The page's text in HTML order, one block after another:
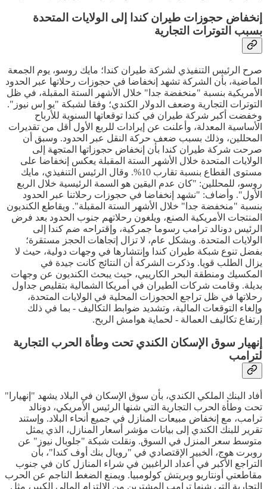
إنخفاض حجوزات طيران كندا إلى الولايات المتحدة
بسبب التوترات التجارية
صرح الرئيس التنفيذي لشركة طيران كندا؛ مايك روسو، يوم الجمعة
الماضية، بأن الشركة تشهد إنخفاضا في حجوزات رحلاتها عبر الحدود
الأمريكية بنسبة "منخفضة جدا" خلال الأشهر الستة المقبلة، في ظل
التوترات التجارية وضعف الدولار الكندي؛ وفقا لشبكة "يو إس نيوز".
وخفضت أكبر شركة طيران في كندا توقعاتها السنوية للأرباح
الأساسية المعدلة، وأعلنت عن إيرادات للربع الأول أقل من تقديرات
المحللين، وذلك بسبب ضعف حركة النقل عبر الحدود. وسبق أن
صرحت شركة طيران كندا بأن إنخفاض حجوزاتها المتجهة إلى
الولايات المتحدة خلال الأشهر الستة المقبلة يعكس إنخفاضا على
مستوى القطاع بنسبة تقارب 10%. وقال الرئيس التنفيذي، مايك
روسو، للمحللين: "كان عدم اليقين هو السمة الرئيسية خلال الربع
الأول". وأضاف: "نشهد إنخفاضا في حجوزات رحلاتنا عبر الحدود
بنسبة "منخفضة جدا" خلال الأشهر الستة المقبلة". ويقاطع الكنديون
المنتجات الأمريكية الصنع، ويلغون رحلاتهم جنوب الحدود بعد فرض
الرئيس دونالد ترامب رسوما جمركية، وإقتراحه ضم كندا إلى
الولايات المتحدة. وبشكل عام، لا تزال إتجاهات الحجز مستقرة؛
بفضل تنوع شبكة طيران كندا وإنتشارها في وجهات دولية، حيث لا
يزال الطلب قويا. وذكرت الشركة أن النتائج كانت جيدة في
المكسيك ومنطقة البحر الكاريبي، حيث يبحث الكنديون عن وجهات
بديلة. وقامت شركات الطيران في أمريكا الشمالية بتقليص جداول
رحلاتها في ظل تراجع الحجوزات المحلية في الولايات المتحدة،
وإلغاء التوقعات المالية، وتشديد ضوابط التكاليف - بما في ذلك
إرتفاع تكاليف العمالة - لحماية هوامش الربح.
إنهيار سوق الإسكان الكندي تحت وطأة الحرب التجارية
لترامب
أفاد البنك الملكي الكندي، بأن سوق الإسكان في البلاد يشهد "إنهيارا"
تحت وطأة الحرب التجارية التي شنها الرئيس الأمريكي، دونالد
ترامب، مع إنخفاض مبيعات المنازل في جميع أنحاء البلاد. وإستند
تقرير للبنك الكندي إلى بيانات مؤشر أسعار المنازل، الذي يمثل
متوسط سعر المنزل في السوق. ونقلت شبكة "جلوبال نيوز" عن
روبرت هوج، الخبير الإقتصادي في "رويال بنك أوف كندا"، بأن
التراجع الأكبر في أعداد الراغبين في شراء المنازل كان في جنوب
مقاطعتي أونتاريو وبريتش كولومبيا. ويمنع الضغط الناجم عن الحرب
التجارية التي شنها ترامب المشترين من الإلتزام المالي الكبير، مثل